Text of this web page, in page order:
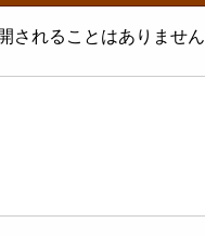
されることはありません